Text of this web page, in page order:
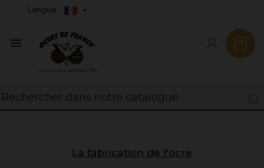
Langue

La fabrication de l'ocre